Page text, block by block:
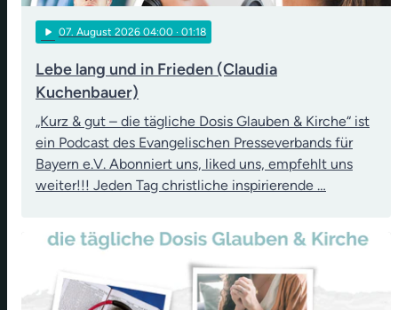
play_arrow 07. August 2026 04:00 · 01:18
Lebe lang und in Frieden (Claudia
Kuchenbauer)
„Kurz & gut – die tägliche Dosis Glauben & Kirche“ ist
ein Podcast des Evangelischen Presseverbands für
Bayern e.V. Abonniert uns, liked uns, empfehlt uns
weiter!!! Jeden Tag christliche inspirierende …